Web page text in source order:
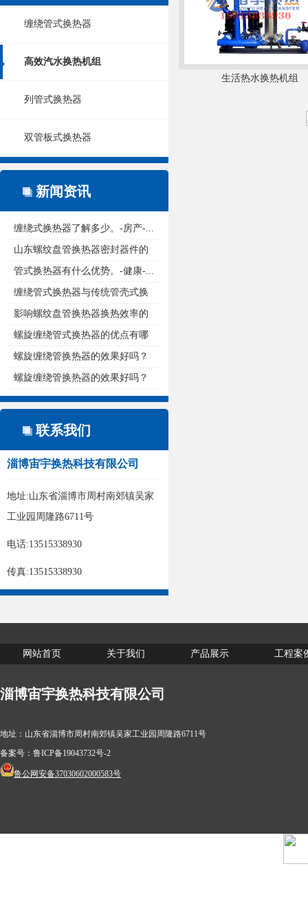
缠绕管式换热器
高效汽水换热机组
列管式换热器
双管板式换热器
新闻资讯
缠绕式换热器了解多少。-房产-...
山东螺纹盘管换热器密封器件的
重...
管式换热器有什么优势。-健康-...
缠绕管式换热器与传统管壳式换
热...
影响螺纹盘管换热器换热效率的
原...
螺旋缠绕管式换热器的优点有哪
些...
螺旋缠绕管换热器的效果好吗？
螺旋缠绕管换热器的效果好吗？
联系我们
淄博宙宇换热科技有限公司
地址:山东省淄博市周村南郊镇吴家
工业园周隆路6711号
电话:13515338930
传真:13515338930
生活热水换热机组
网站首页 关于我们 产品展示 工程案
淄博宙宇换热科技有限公司
地址：山东省淄博市周村南郊镇吴家工业园周隆路6711号
备案号： 鲁ICP备19043732号-2
鲁公网安备37030602000583号